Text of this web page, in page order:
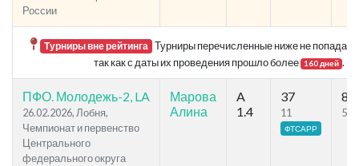
России
Турниры вне рейтинга Турниры перечисленные ниже не попадают
так как с даты их проведения прошло более 160 дней .
ПФО. Молодежь-2, LA
26.02.2026, Лобня,
Чемпионат и первенство
Центрального
федерального округа
Марова
Алина
A
1.4
37
11
ФТСАРР
84
56